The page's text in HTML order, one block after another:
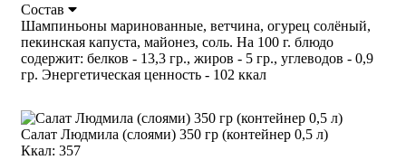
Состав
Шампиньоны маринованные, ветчина, огурец солёный,
пекинская капуста, майонез, соль. На 100 г. блюдо
содержит: белков - 13,3 гр., жиров - 5 гр., углеводов - 0,9
гр. Энергетическая ценность - 102 ккал
Салат Людмила (слоями) 350 гр (контейнер 0,5 л)
Ккал: 357